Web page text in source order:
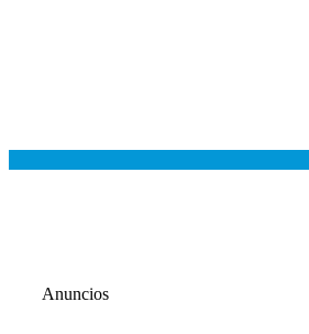
Anuncios